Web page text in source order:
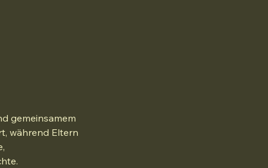
gemeinsamem
während Eltern